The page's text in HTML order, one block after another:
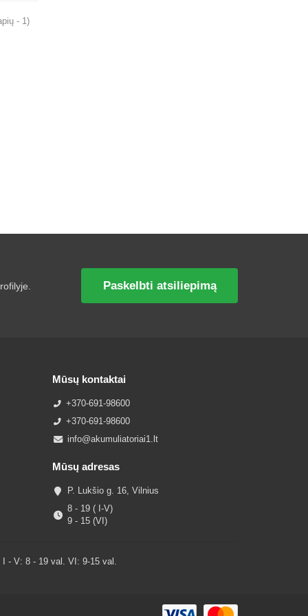
- 1)
Paskelbti atsiliepimą
Mūsų kontaktai
+370-691-98600
+370-691-98600
info@akumuliatoriai1.lt
Mūsų adresas
P. Lukšio g. 16, Vilnius
8 - 19 ( I-V)
9 - 15 (VI)
I - V: 8 - 19 val. VI: 9-15 val.